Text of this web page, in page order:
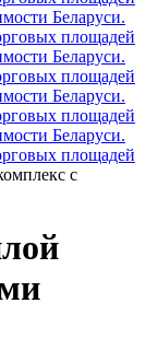
Беларуси.
площадей
Беларуси.
площадей
Беларуси.
площадей
Беларуси.
площадей
с